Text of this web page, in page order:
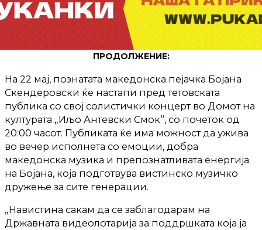
ПРОДОЛЖЕНИЕ:
На 22 мај, познатата македонска пејачка Бојана
Скендеровски ќе настапи пред тетовската
публика со свој солистички концерт во Домот на
културата „Иљо Антевски Смок“, со почеток од
20:00 часот. Публиката ќе има можност да ужива
во вечер исполнета со емоции, добра
македонска музика и препознатливата енергија
на Бојана, која подготвува вистинско музичко
дружење за сите генерации.
„Навистина сакам да се заблагодарам на
Државната видеолотарија за поддршката која ја